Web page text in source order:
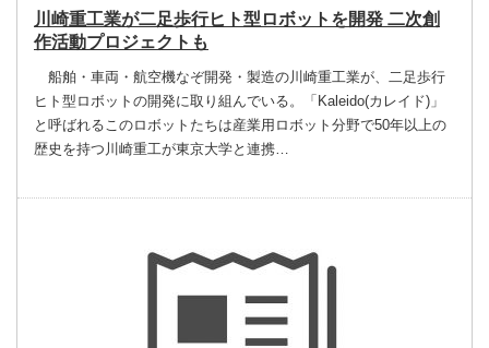
川崎重工業が二足歩行ヒト型ロボットを開発 二次創
作活動プロジェクトも
船舶・車両・航空機なぞ開発・製造の川崎重工業が、二足歩行
ヒト型ロボットの開発に取り組んでいる。「Kaleido(カレイド)」
と呼ばれるこのロボットたちは産業用ロボット分野で50年以上の
歴史を持つ川崎重工が東京大学と連携…